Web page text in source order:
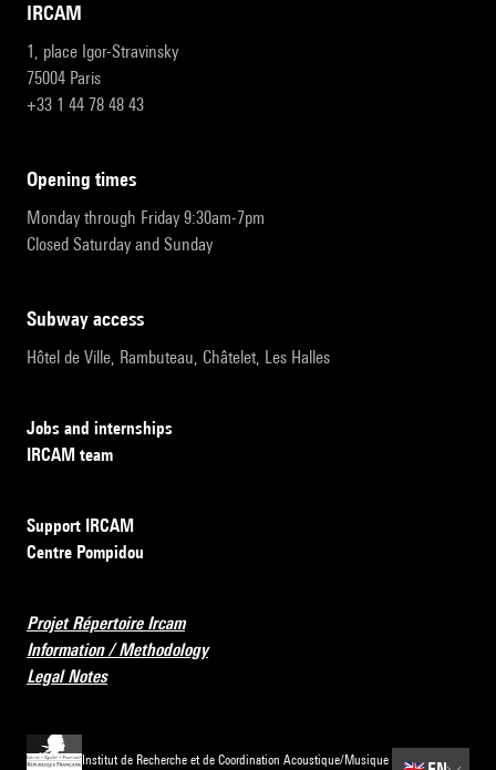
IRCAM
1, place Igor-Stravinsky
75004 Paris
+33 1 44 78 48 43
opening times
Monday through Friday 9:30am-7pm
Closed Saturday and Sunday
subway access
Hôtel de Ville, Rambuteau, Châtelet, Les Halles
Jobs and internships
IRCAM team
Support IRCAM
Centre Pompidou
Projet Répertoire Ircam
Information / Methodology
Legal Notes
Institut de Recherche et de Coordination Acoustique/Musique